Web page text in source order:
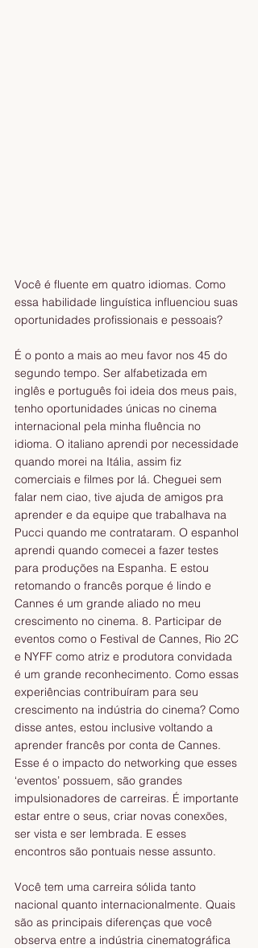
Você é fluente em quatro idiomas. Como
essa habilidade linguística influenciou suas
oportunidades profissionais e pessoais?
É o ponto a mais ao meu favor nos 45 do
segundo tempo. Ser alfabetizada em
inglês e português foi ideia dos meus pais,
tenho oportunidades únicas no cinema
internacional pela minha fluência no
idioma. O italiano aprendi por necessidade
quando morei na Itália, assim fiz
comerciais e filmes por lá. Cheguei sem
falar nem ciao, tive ajuda de amigos pra
aprender e da equipe que trabalhava na
Pucci quando me contrataram. O espanhol
aprendi quando comecei a fazer testes
para produções na Espanha. E estou
retomando o francês porque é lindo e
Cannes é um grande aliado no meu
crescimento no cinema. 8. Participar de
eventos como o Festival de Cannes, Rio 2C
e NYFF como atriz e produtora convidada
é um grande reconhecimento. Como essas
experiências contribuíram para seu
crescimento na indústria do cinema? Como
disse antes, estou inclusive voltando a
aprender francês por conta de Cannes.
Esse é o impacto do networking que esses
‘eventos’ possuem, são grandes
impulsionadores de carreiras. É importante
estar entre o seus, criar novas conexões,
ser vista e ser lembrada. E esses
encontros são pontuais nesse assunto.
Você tem uma carreira sólida tanto
nacional quanto internacionalmente. Quais
são as principais diferenças que você
observa entre a indústria cinematográfica